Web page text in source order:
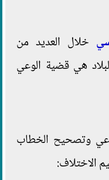
خلال العديد من
هي قضية الوعي
وتصحيح الخطاب
الاختلاف: